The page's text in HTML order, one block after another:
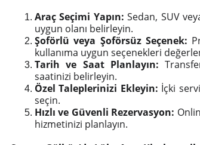
Araç Seçimi Yapın: Sedan, SUV
uygun olanı belirleyin.
Şoförlü veya Şoförsüz Seçenek:
kullanıma uygun seçenekleri
Tarih ve Saat Planlayın:
saatinizi belirleyin.
Özel Taleplerinizi Ekleyin: İçki
seçin.
Hızlı ve Güvenli Rezervasyon:
hizmetinizi planlayın.